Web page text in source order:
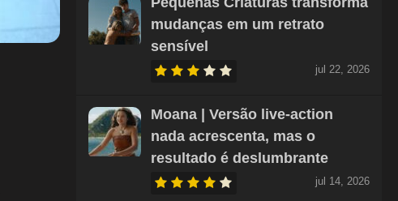
mudanças em um retrato
sensível
jul 22, 2026
Moana | Versão live-action
nada acrescenta, mas o
resultado é deslumbrante
jul 14, 2026